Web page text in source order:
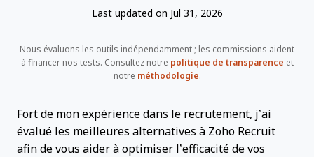
Last updated on Jul 31, 2026
Nous évaluons les outils indépendamment ; les commissions aident
à financer nos tests. Consultez notre politique de transparence et
notre méthodologie.
Fort de mon expérience dans le recrutement, j’ai
évalué les meilleures alternatives à Zoho Recruit
afin de vous aider à optimiser l’efficacité de vos